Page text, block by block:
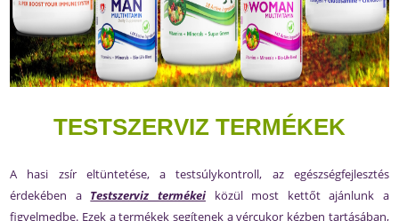
TESTSZERVIZ TERMÉKEK
A hasi zsír eltüntetése, a testsúlykontroll, az egészségfejlesztés
érdekében a Testszerviz termékeiközül most kettőt ajánlunk a
figyelmedbe. Ezek a termékek segítenek a vércukor kézben tartásában,